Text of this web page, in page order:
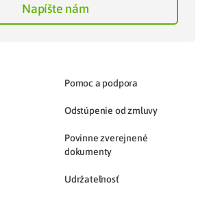
Napíšte nám
Pomoc a podpora
Odstúpenie od zmluvy
Povinne zverejnené
dokumenty
Udržateľnosť